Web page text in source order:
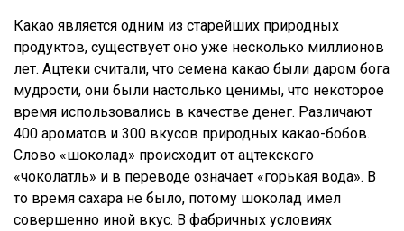
Какао является одним из старейших природных
продуктов, существует оно уже несколько миллионов
лет. Ацтеки считали, что семена какао были даром бога
мудрости, они были настолько ценимы, что некоторое
время использовались в качестве денег. Различают
400 ароматов и 300 вкусов природных какао-бобов.
Слово «шоколад» происходит от ацтекского
«чоколатль» и в переводе означает «горькая вода». В
то время сахара не было, потому шоколад имел
совершенно иной вкус. В фабричных условиях